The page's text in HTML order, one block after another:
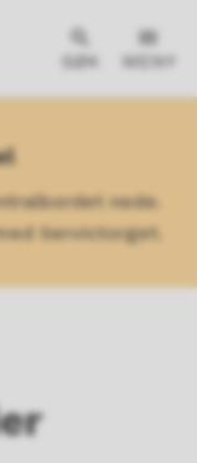
SØK MENY
nede.
Servictorget.